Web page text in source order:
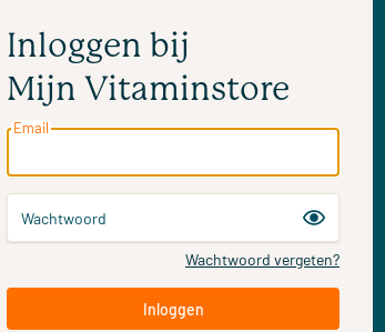
Inloggen bij
Mijn Vitaminstore
Email
Wachtwoord
Wachtwoord vergeten?
Inloggen